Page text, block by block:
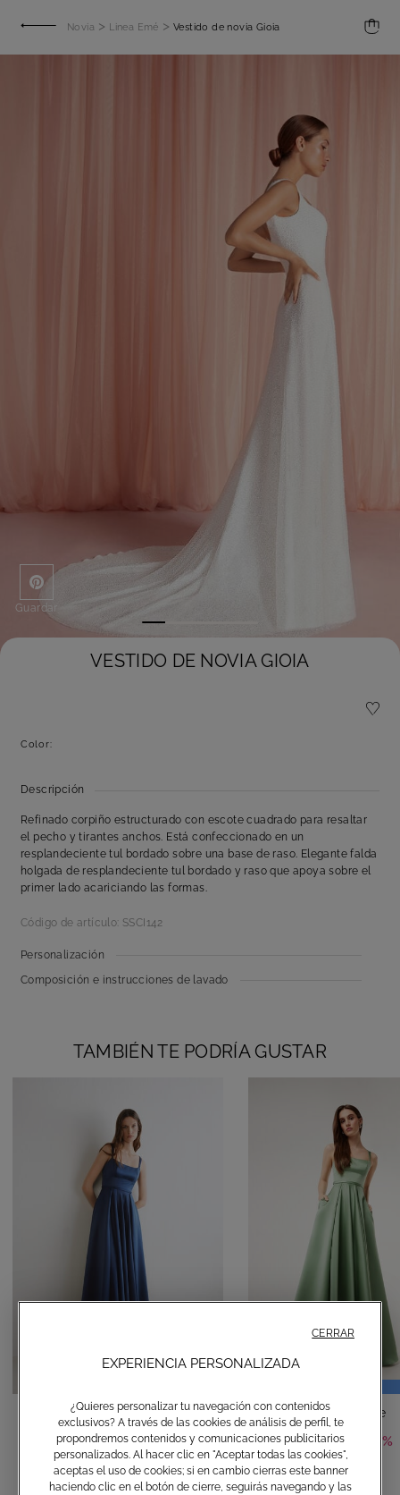
Novia > Linea Emé > Vestido de novia Gioia
Guardar
VESTIDO DE NOVIA GIOIA
Color:
Descripción
Refinado corpiño estructurado con escote cuadrado para resaltar
el pecho y tirantes anchos. Está confeccionado en un
resplandeciente tul bordado sobre una base de raso. Elegante falda
holgada de resplandeciente tul bordado y raso que apoya sobre el
primer lado acariciando las formas.
Código de artículo: SSCI142
Personalización
Composición e instrucciones de lavado
TAMBIÉN TE PODRÍA GUSTAR
Vestido largo Firenze
€ 490,00
Vestido largo Firenze
€ 245,00 € 490,00 -50%
EXPERIENCIA PERSONALIZADA
¿Quieres personalizar tu navegación con contenidos
exclusivos? A través de las cookies de análisis de perfil, te
propondremos contenidos y comunicaciones publicitarios
personalizados. Al hacer clic en "Aceptar todas las cookies",
aceptas el uso de cookies; si en cambio cierras este banner
haciendo clic en el botón de cierre, seguirás navegando y las
CERRAR